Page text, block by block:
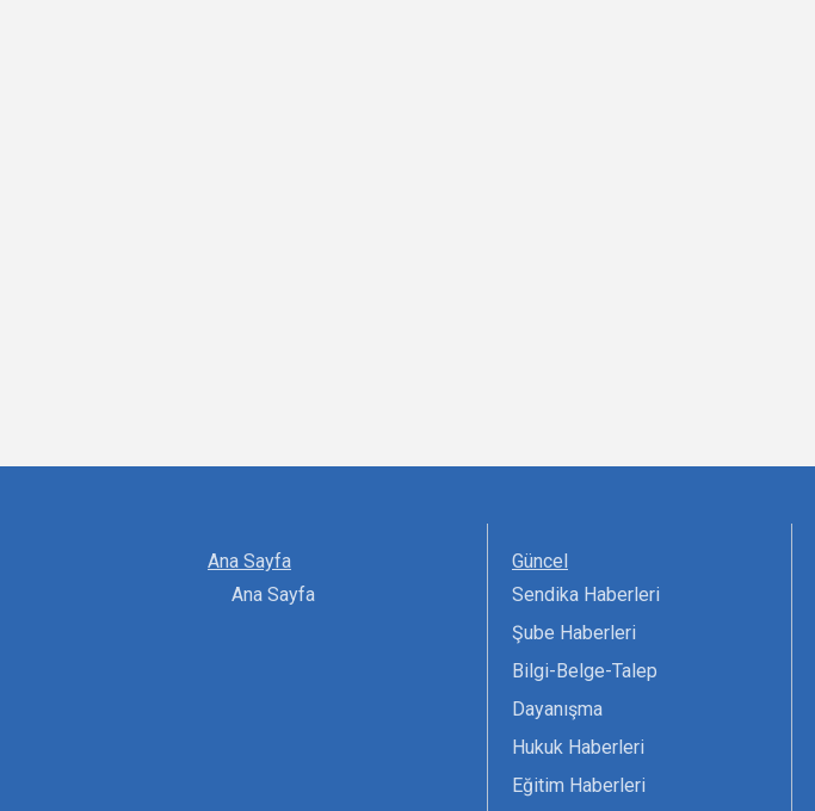
Ana Sayfa
Ana Sayfa
Güncel
Sendika Haberleri
Şube Haberleri
Bilgi-Belge-Talep
Dayanışma
Hukuk Haberleri
Eğitim Haberleri